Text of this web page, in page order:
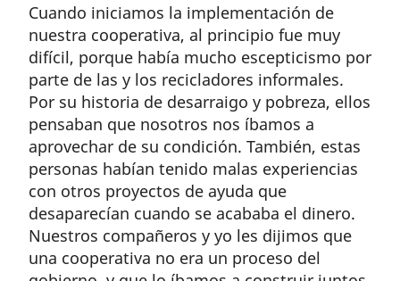
Cuando iniciamos la implementación de
nuestra cooperativa, al principio fue muy
difícil, porque había mucho escepticismo por
parte de las y los recicladores informales.
Por su historia de desarraigo y pobreza, ellos
pensaban que nosotros nos íbamos a
aprovechar de su condición. También, estas
personas habían tenido malas experiencias
con otros proyectos de ayuda que
desaparecían cuando se acababa el dinero.
Nuestros compañeros y yo les dijimos que
una cooperativa no era un proceso del